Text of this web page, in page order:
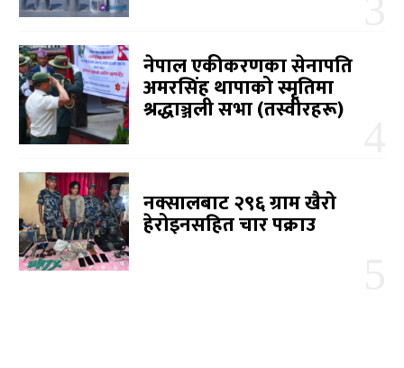
नेपाल एकीकरणका सेनापति
अमरसिंह थापाको स्मृतिमा
श्रद्धाञ्जली सभा (तस्वीरहरू)
नक्सालबाट २९६ ग्राम खैरो
हेरोइनसहित चार पक्राउ